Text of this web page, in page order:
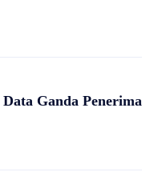
Ganda Penerima